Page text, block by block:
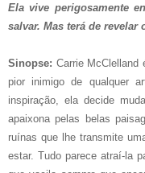
Ela vive perigosamente
salvar. Mas terá de
Sinopse: Carrie
pior inimigo de qualquer
inspiração, ela decide
apaixona pelas belas
ruínas que lhe transmite
estar. Tudo parece atraí-la